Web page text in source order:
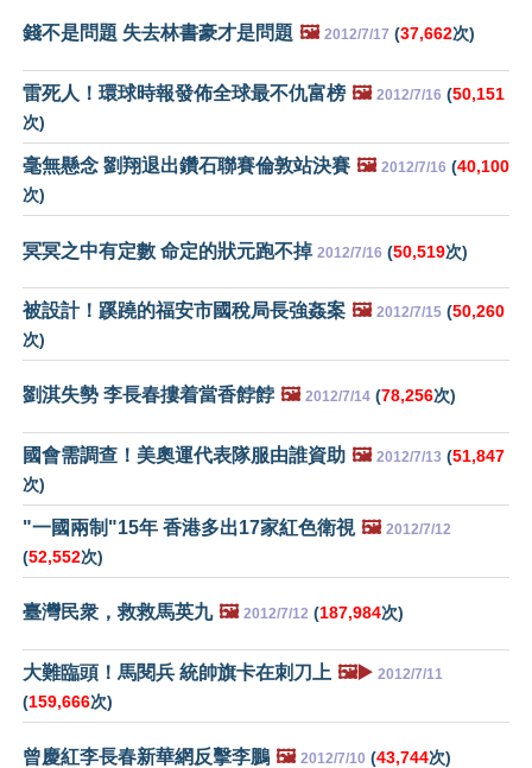
錢不是問題 失去林書豪才是問題 🖼️ 2012/7/17 (37,662次)
雷死人！環球時報發佈全球最不仇富榜 🖼️ 2012/7/16 (50,151
次)
毫無懸念 劉翔退出鑽石聯賽倫敦站決賽 🖼️ 2012/7/16 (40,100
次)
冥冥之中有定數 命定的狀元跑不掉 2012/7/16 (50,519次)
被設計！蹊蹺的福安市國稅局長強姦案 🖼️ 2012/7/15 (50,260
次)
劉淇失勢 李長春摟着當香餑餑 🖼️ 2012/7/14 (78,256次)
國會需調查！美奧運代表隊服由誰資助 🖼️ 2012/7/13 (51,847
次)
"一國兩制"15年 香港多出17家紅色衛視 🖼️ 2012/7/12
(52,552次)
臺灣民衆，救救馬英九 🖼️ 2012/7/12 (187,984次)
大難臨頭！馬閱兵 統帥旗卡在刺刀上 🖼️▶️ 2012/7/11
(159,666次)
曾慶紅李長春新華網反擊李鵬 🖼️ 2012/7/10 (43,744次)